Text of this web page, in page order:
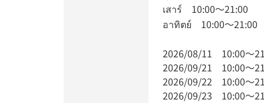
เสาร์ 10:00～21:00
อาทิตย์ 10:00～21:00
2026/08/11 10:00～
2026/09/21 10:00～
2026/09/22 10:00～
2026/09/23 10:00～